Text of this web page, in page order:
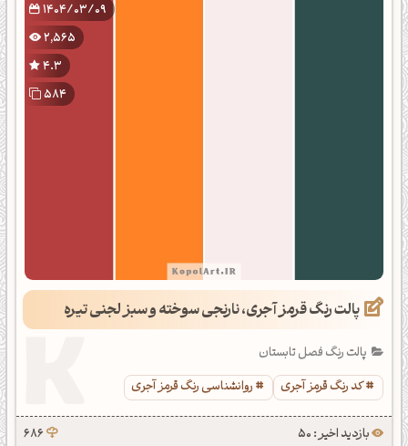
1404/03/09
2,565
4.3
584
پالت رنگ قرمز آجری، نارنجی سوخته و سبز لجنی تیره
پالت رنگ فصل تابستان
کد رنگ قرمز آجری
روانشناسی رنگ قرمز آجری
بازدید اخیر : 50 686